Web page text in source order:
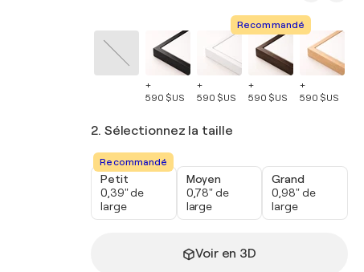
+
590 $US
+
590 $US
Recommandé
+
590 $US
+
590 $US
2. Sélectionnez la taille
Recommandé
Petit
0,39" de
large
Moyen
0,78" de
large
Grand
0,98" de
large
Voir en 3D